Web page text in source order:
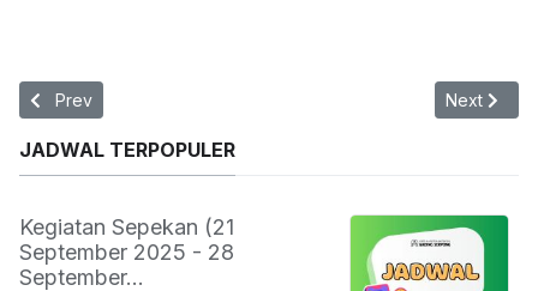
Previous article: Persekutuan Dewasa | 1 Agustus 2024
Prev Next
Next
JADWAL TERPOPULER
Kegiatan Sepekan (21
September 2025 - 28
September...